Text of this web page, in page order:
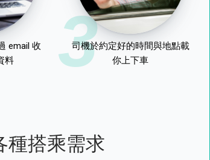
email 收
料
3
司機於約定好的時間與地點載
你上下車
搭乘需求